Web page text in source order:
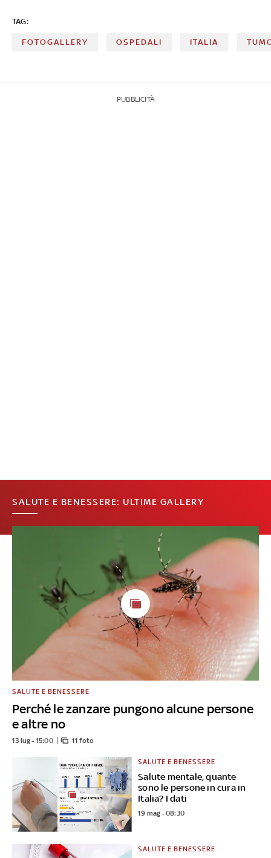
TAG:
FOTOGALLERY OSPEDALI ITALIA
PUBBLICITÀ
SALUTE E BENESSERE: ULTIME GALLERY
Perché le zanzare pungono alcune persone
e altre no
SALUTE E BENESSERE
13 lug - 15:00 11 foto
Salute mentale, quante
sono le persone in cura in
Italia? I dati
SALUTE E BENESSERE
19 mag - 08:30
SALUTE E BENESSERE